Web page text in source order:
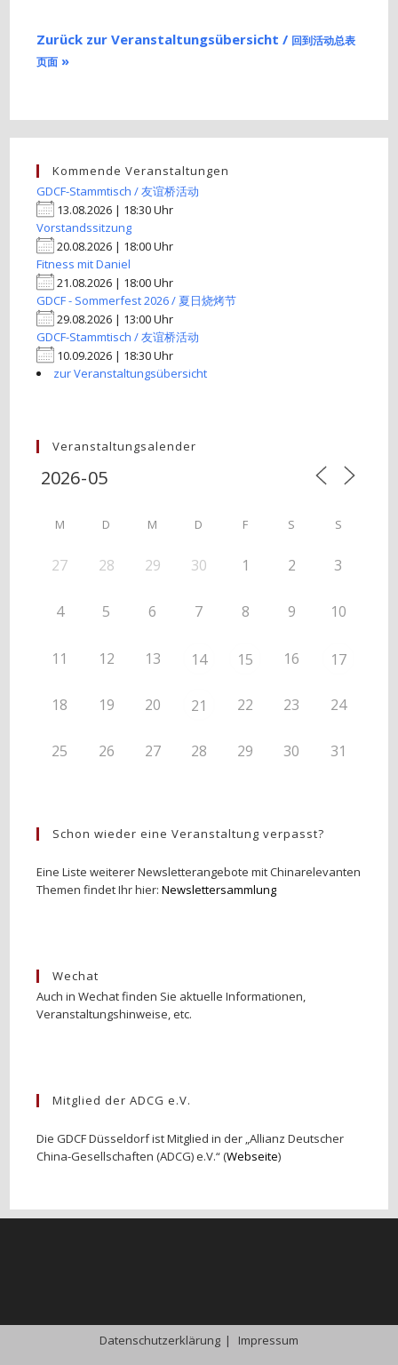
Zurück zur Veranstaltungsübersicht / 回到活动总表
页面 »
Kommende Veranstaltungen
GDCF-Stammtisch / 友谊桥活动
13.08.2026 | 18:30 Uhr
Vorstandssitzung
20.08.2026 | 18:00 Uhr
Fitness mit Daniel
21.08.2026 | 18:00 Uhr
GDCF - Sommerfest 2026 / 夏日烧烤节
29.08.2026 | 13:00 Uhr
GDCF-Stammtisch / 友谊桥活动
10.09.2026 | 18:30 Uhr
zur Veranstaltungsübersicht
Veranstaltungsalender
M D M D F S S
27 28 29 30 1 2 3
4 5 6 7 8 9 10
11 12 13 14 15 16 17
18 19 20 21 22 23 24
25 26 27 28 29 30 31
Schon wieder eine Veranstaltung verpasst?
Eine Liste weiterer Newsletterangebote mit Chinarelevanten
Themen findet Ihr hier:Newslettersammlung
Wechat
Auch in Wechat finden Sie aktuelle Informationen,
Veranstaltungshinweise, etc.
Mitglied der ADCG e.V.
Die GDCF Düsseldorf ist Mitglied in der „Allianz Deutscher
China-Gesellschaften (ADCG) e.V.“ (Webseite)
Datenschutzerklärung Impressum